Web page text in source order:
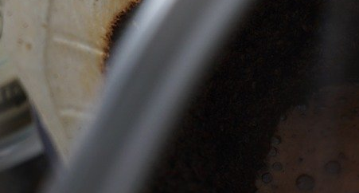
国展開！Health first!!!! Viva Healthyに参加しませんか？ 人生楽しん